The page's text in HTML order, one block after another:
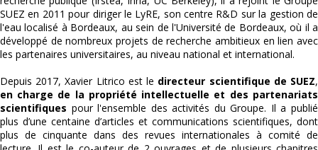
SUEZ en 2011 pour diriger le LyRE, son centre R&D sur la gestion de
l'eau localisé à Bordeaux, au sein de l'Université de Bordeaux, où il a
développé de nombreux projets de recherche ambitieux en lien avec
les partenaires universitaires, au niveau national et international.
Depuis 2017, Xavier Litrico est le directeur scientifique de SUEZ,
en charge de la propriété intellectuelle et des partenariats
scientifiques pour l'ensemble des activités du Groupe. Il a publié
plus d’une centaine d’articles et communications scientifiques, dont
plus de cinquante dans des revues internationales à comité de